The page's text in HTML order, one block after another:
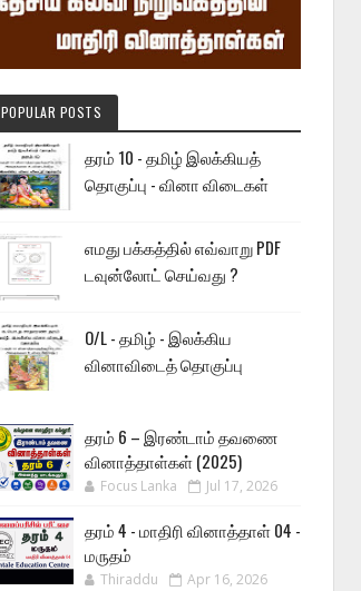
POPULAR POSTS
தரம் 10 - தமிழ் இலக்கியத்
தொகுப்பு - வினா விடைகள்
எமது பக்கத்தில் எவ்வாறு PDF
டவுன்லோட் செய்வது ?
O/L - தமிழ் - இலக்கிய
வினாவிடைத் தொகுப்பு
தரம் 6 – இரண்டாம் தவணை
வினாத்தாள்கள் (2025)
Focus Lanka Jul 17, 2026
தரம் 4 - மாதிரி வினாத்தாள் 04 -
மருதம்
Thiraddu Apr 16, 2026